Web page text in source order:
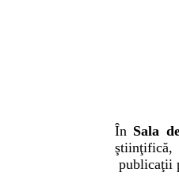
În Sala
ştiinţifică,
publicaţii